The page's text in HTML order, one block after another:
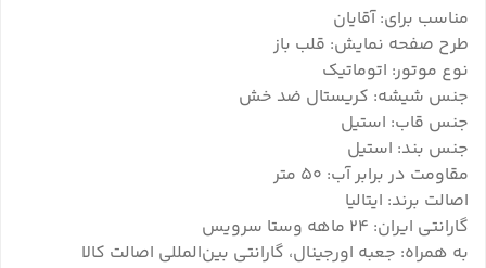
مناسب برای: آقایان
طرح صفحه نمایش: قلب باز
نوع موتور: اتوماتیک
جنس شیشه: کریستال ضد خش
جنس قاب: استیل
جنس بند: استیل
مقاومت در برابر آب: ۵۰ متر
اصالت برند: ایتالیا
گارانتی ایران: ۲۴ ماهه وستا سرویس
به همراه: جعبه اورجینال، گارانتی بین‌المللی اصالت کالا